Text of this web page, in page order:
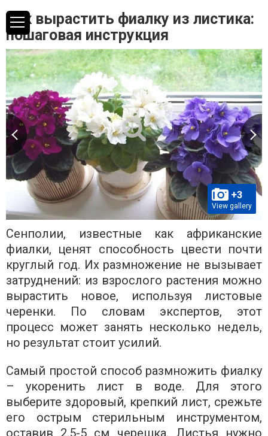
Как вырастить фиалку из листика:
пошаговая инструкция
+3
View gallery
Сенполии, известные как африканские
фиалки, ценят способность цвести почти
круглый год. Их размножение не вызывает
затруднений: из взрослого растения можно
вырастить новое, используя листовые
черенки. По словам экспертов, этот
процесс может занять несколько недель,
но результат стоит усилий.
Самый простой способ размножить фиалку
– укоренить лист в воде. Для этого
выберите здоровый, крепкий лист, срежьте
его острым стерильным инструментом,